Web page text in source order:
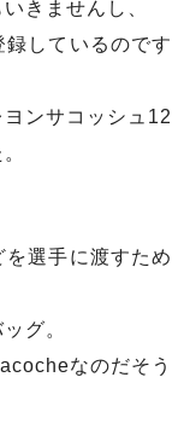
きませんし、
しているのです
ンサコッシュ12
選手に渡すため
グ。
なのだそう